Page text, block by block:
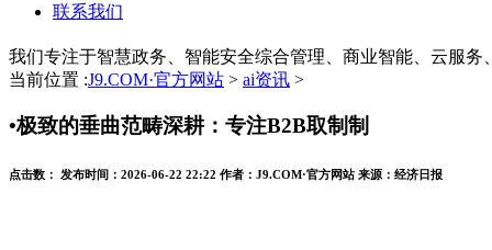
联系我们
我们专注于智慧政务、智能安全综合管理、商业智能、云服务
当前位置 :J9.COM·官方网站 > ai资讯 >
•极致的垂曲范畴深耕：专注B2B取制制
点击数： 发布时间： 2026-06-22 22:22 作者： J9.COM·官方网站 来源： 经济日报